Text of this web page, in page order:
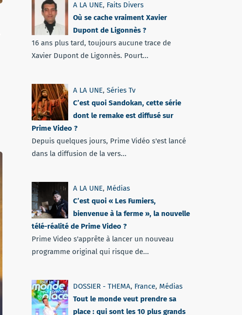
A LA UNE, Faits Divers
Où se cache vraiment Xavier
Dupont de Ligonnès ?
16 ans plus tard, toujours aucune trace de
Xavier Dupont de Ligonnès. Pourt...
A LA UNE, Séries Tv
C’est quoi Sandokan, cette série
dont le remake est diffusé sur
Prime Video ?
Depuis quelques jours, Prime Vidéo s'est lancé
dans la diffusion de la vers...
A LA UNE, Médias
C’est quoi « Les Fumiers,
bienvenue à la ferme », la nouvelle
télé-réalité de Prime Video ?
Prime Video s'apprête à lancer un nouveau
programme original qui risque de...
DOSSIER - THEMA, France, Médias
Tout le monde veut prendre sa
place : qui sont les 10 plus grands